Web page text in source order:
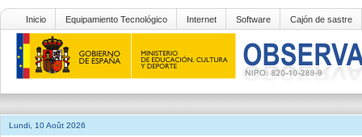
Inicio Equipamiento Tecnológico Internet Software Cajón de sastre
Lundi, 10 Août 2026